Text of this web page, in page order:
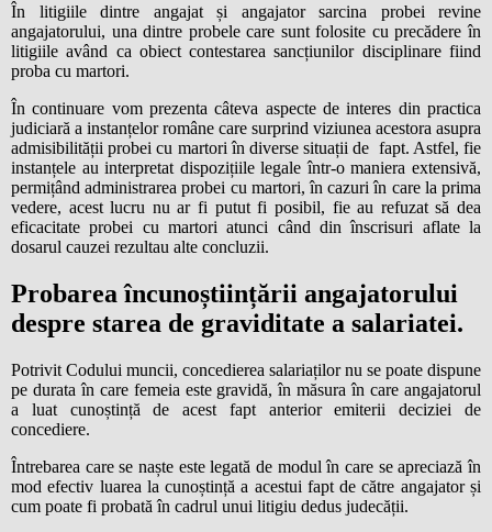
În litigiile dintre angajat și angajator sarcina probei revine
angajatorului, una dintre probele care sunt folosite cu precădere în
litigiile având ca obiect contestarea sancțiunilor disciplinare fiind
proba cu martori.
În continuare vom prezenta câteva aspecte de interes din practica
judiciară a instanțelor române care surprind viziunea acestora asupra
admisibilității probei cu martori în diverse situații de fapt. Astfel, fie
instanțele au interpretat dispozițiile legale într-o maniera extensivă,
permițând administrarea probei cu martori, în cazuri în care la prima
vedere, acest lucru nu ar fi putut fi posibil, fie au refuzat să dea
eficacitate probei cu martori atunci când din înscrisuri aflate la
dosarul cauzei rezultau alte concluzii.
Probarea încunoștiințării angajatorului
despre starea de graviditate a salariatei.
Potrivit Codului muncii, concedierea salariaților nu se poate dispune
pe durata în care femeia este gravidă, în măsura în care angajatorul
a luat cunoștință de acest fapt anterior emiterii deciziei de
concediere.
Întrebarea care se naște este legată de modul în care se apreciază în
mod efectiv luarea la cunoștință a acestui fapt de către angajator și
cum poate fi probată în cadrul unui litigiu dedus judecății.